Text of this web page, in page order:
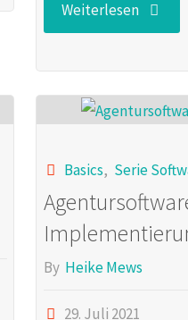
Weiterlesen"Die
Schritte
Basics, Serie
By Heike Mews
29. Juli 2021